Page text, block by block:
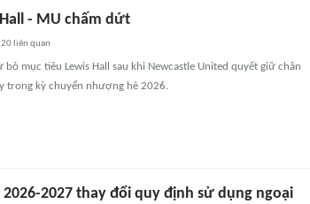
- MU chấm dứt
20liên quan
bỏ mục tiêu Lewis Hall sau khi Newcastle United quyết giữ chân
trong kỳ chuyển nhượng hè 2026.
2026-2027 thay đổi quy định sử dụng ngoại